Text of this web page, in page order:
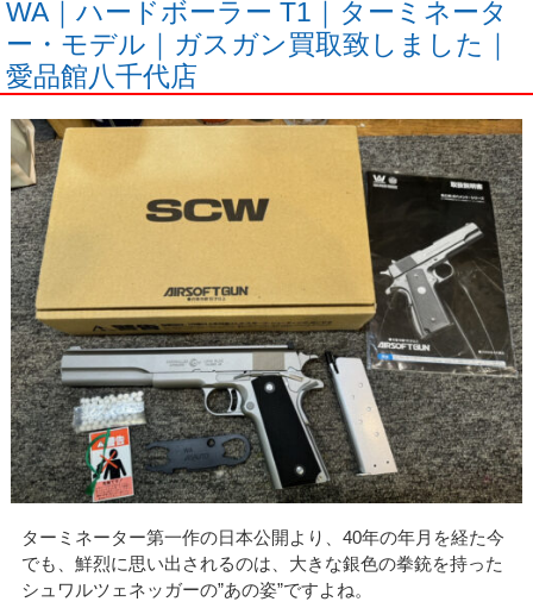
WA｜ハードボーラー T1｜ターミネータ
ー・モデル｜ガスガン買取致しました｜
愛品館八千代店
ターミネーター第一作の日本公開より、40年の年月を経た今
でも、鮮烈に思い出されるのは、大きな銀色の拳銃を持った
シュワルツェネッガーの”あの姿”ですよね。